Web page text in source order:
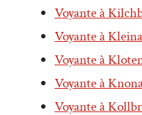
Voyante à
Voyante à
Voyante à
Voyante à
Voyante à